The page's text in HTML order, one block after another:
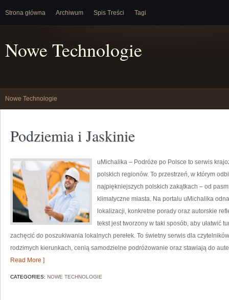
Strona główna Archiwum Spis Treści Tagi
Nowe Technologie
Nowe Technologie
Podziemia i Jaskinie
uMichalika – Podróże po Polsce to serwis
polskich regionów. To przestrzeń, w którym
najpiękniejszych polskich zakątkach – od
klimatyczne miasta. Na portalu uMichalika
lokalizacji, konkretne porady oraz autorskie
tekst jest tworzony w taki sposób, aby ułatwić
zachęcić do poszukiwania lokalnych perełek. To świetny serwis dla
rodzimych kierunkach, cenią samodzielne podróżowanie oraz stawiają do
Read More ]
CATEGORIES: NOWE TECHNOLOGIE